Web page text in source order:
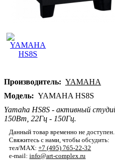
Производитель: YAMAHA
Модель: YAMAHA HS8S
Yamaha HS8S - активный
150Вт, 22Гц - 150Гц.
Данный товар временно не доступен.
Свяжитесь с нами, чтобы обсудить:
тел/MAX: +7 (495) 765-22-32
e-mail: info@art-complex.ru